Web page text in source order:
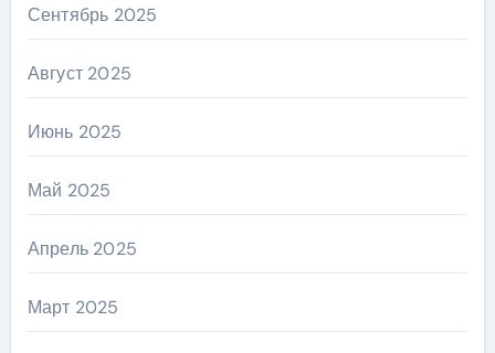
Сентябрь 2025
Август 2025
Июнь 2025
Май 2025
Апрель 2025
Март 2025